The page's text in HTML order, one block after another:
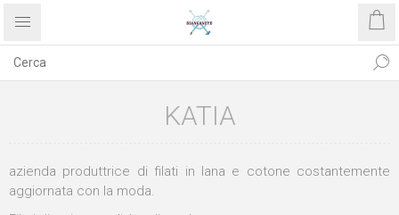
KATIA
azienda produttrice di filati in lana e cotone costantemente
aggiornata con la moda.